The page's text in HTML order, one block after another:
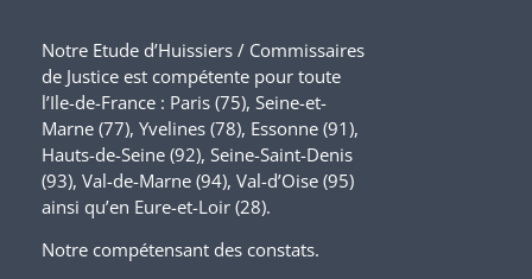
Notre Etude d’Huissiers / Commissaires
de Justice est compétente pour toute
l’Ile-de-France : Paris (75), Seine-et-
Marne (77), Yvelines (78), Essonne (91),
Hauts-de-Seine (92), Seine-Saint-Denis
(93), Val-de-Marne (94), Val-d’Oise (95)
ainsi qu’en Eure-et-Loir (28).
Notre compétensant des constats.